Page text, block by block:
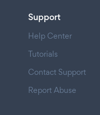
Support
Help Center
Tutorials
Contact Support
Report Abuse